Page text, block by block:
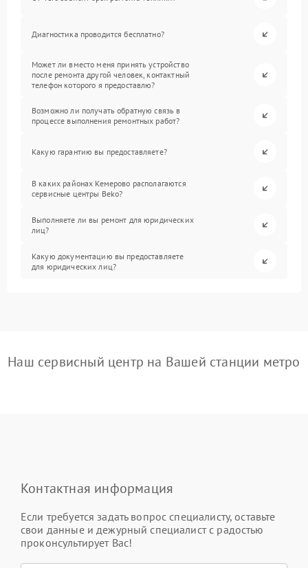
Диагностика проводится бесплатно?
Может ли вместо меня принять устройство
после ремонта другой человек, контактный
телефон которого я предоставлю?
Возможно ли получать обратную связь в
процессе выполнения ремонтных работ?
Какую гарантию вы предоставляете?
В каких районах Кемерово располагаются
сервисные центры Beko?
Выполняете ли вы ремонт для юридических
лиц?
Какую документацию вы предоставляете
для юридических лиц?
Наш сервисный центр на Вашей станции метро
Контактная информация
Если требуется задать вопрос специалисту, оставьте
свои данные и дежурный специалист с радостью
проконсультирует Вас!